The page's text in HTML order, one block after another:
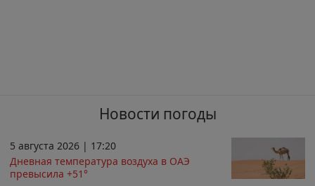
Новости погоды
5 августа 2026 | 17:20
Дневная температура воздуха в ОАЭ
превысила +51°